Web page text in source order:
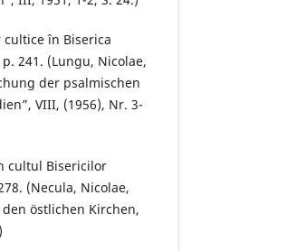
în Biserica
241. (Lungu, Nicolae,
der psalmischen
VIII, (1956), Nr. 3-
cultul Bisericilor
(Necula, Nicolae,
östlichen Kirchen,